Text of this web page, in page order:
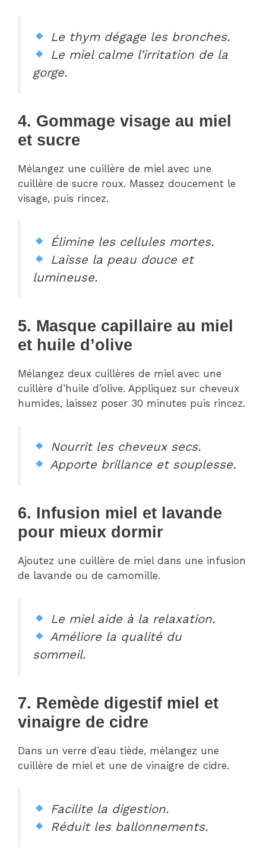
Le thym dégage les bronches.
Le miel calme l’irritation de la
gorge.
4. Gommage visage au miel
et sucre
Mélangez une cuillère de miel avec une
cuillère de sucre roux. Massez doucement le
visage, puis rincez.
Élimine les cellules mortes.
Laisse la peau douce et
lumineuse.
5. Masque capillaire au miel
et huile d’olive
Mélangez deux cuillères de miel avec une
cuillère d’huile d’olive. Appliquez sur cheveux
humides, laissez poser 30 minutes puis rincez.
Nourrit les cheveux secs.
Apporte brillance et souplesse.
6. Infusion miel et lavande
pour mieux dormir
Ajoutez une cuillère de miel dans une infusion
de lavande ou de camomille.
Le miel aide à la relaxation.
Améliore la qualité du
sommeil.
7. Remède digestif miel et
vinaigre de cidre
Dans un verre d’eau tiède, mélangez une
cuillère de miel et une de vinaigre de cidre.
Facilite la digestion.
Réduit les ballonnements.